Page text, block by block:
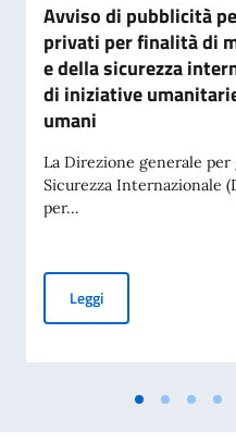
Avviso di pubblicità
privati per finalità di
e della sicurezza
di iniziative
umani
La Direzione generale
Sicurezza Internazionale
per...
LeggiAvviso di pubblicità